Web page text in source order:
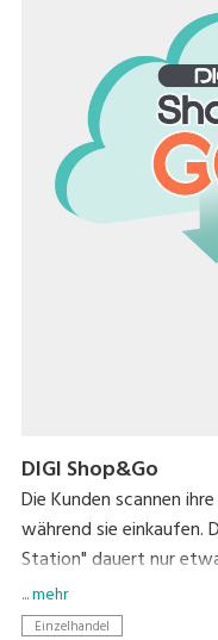
DIGI Shop&Go
Die Kunden scannen
während sie einkaufen.
Station" dauert nur
eine ganz neue
die größte Stressquelle
... mehr
Einzelhandel